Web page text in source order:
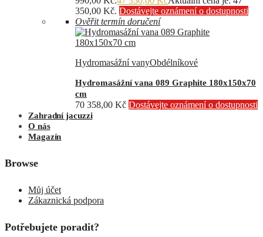
350,00 Kč. Dostávejte oznámení o dostupnosti
Ověřit termín doručení
Hydromasážní vanyObdélníkové
Hydromasážní vana 089 Graphite 180x150x70
cm
70 358,00 Kč Dostávejte oznámení o dostupnosti
Zahradní jacuzzi
O nás
Magazín
Browse
Můj účet
Zákaznická podpora
Potřebujete poradit?